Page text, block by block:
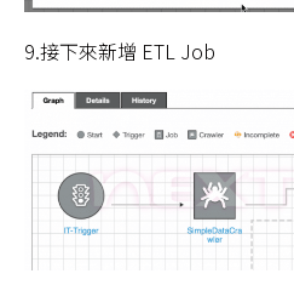
9.接下來新增 ETL Job